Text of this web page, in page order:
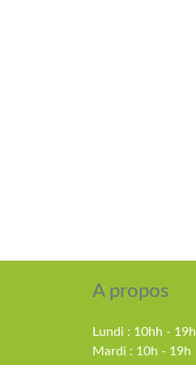
A propos
Lundi : 10hh - 19h
Mardi : 10h - 19h